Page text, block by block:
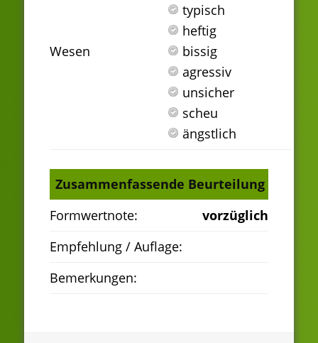
Wesen
typisch
heftig
bissig
agressiv
unsicher
scheu
ängstlich
Zusammenfassende Beurteilung
Formwertnote:
vorzüglich
Empfehlung / Auflage:
Bemerkungen: